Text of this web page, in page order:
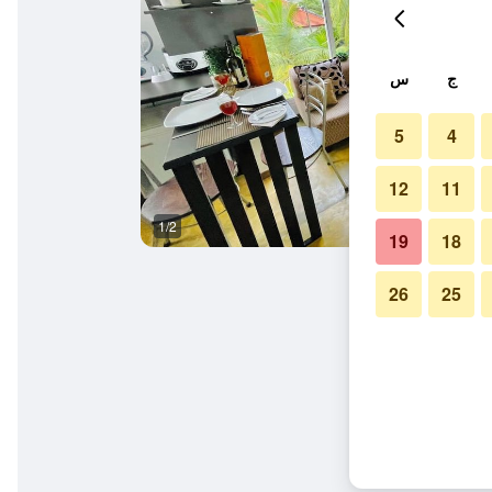
1/2
ج س
4
5
11
12
18
19
25
26